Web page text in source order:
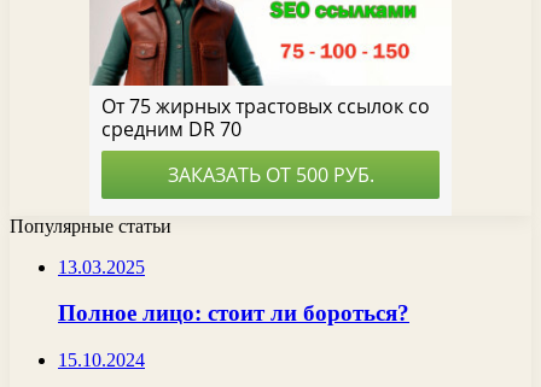
Популярные статьи
13.03.2025
Полное лицо: стоит ли бороться?
15.10.2024